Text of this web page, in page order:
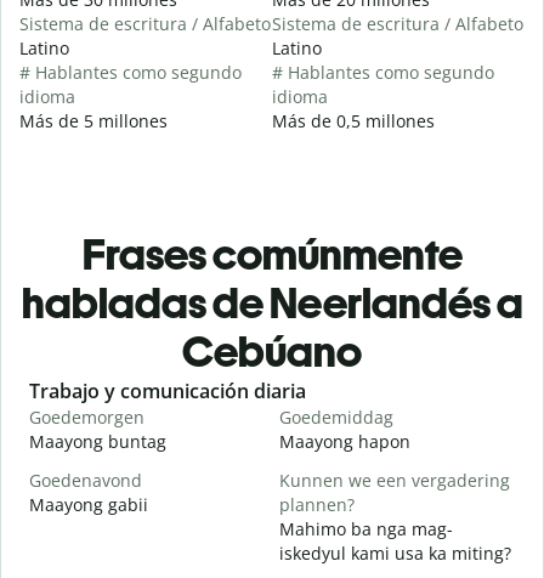
Sistema de escritura / Alfabeto
Latino
# Hablantes como segundo
idioma
Más de 5 millones
Sistema de escritura / Alfabeto
Latino
# Hablantes como segundo
idioma
Más de 0,5 millones
Frases comúnmente
habladas de Neerlandés a
Cebúano
Slide 1 of 6
Trabajo y comunicación diaria
Goedemorgen
Maayong buntag
Goedemiddag
Maayong hapon
Goedenavond
Maayong gabii
Kunnen we een vergadering
plannen?
Mahimo ba nga mag-
iskedyul kami usa ka miting?